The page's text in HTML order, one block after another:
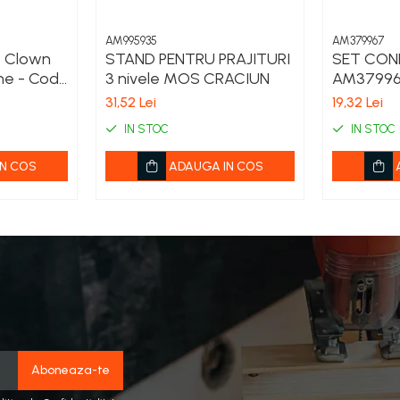
Clown
- Cod
COS
AM995935
STAND PENTRU PRAJITURI
3 nivele MOS CRACIUN
31,52 Lei
IN STOC
ADAUGA IN COS
AM379967
SET
19,32 Lei
IN STOC